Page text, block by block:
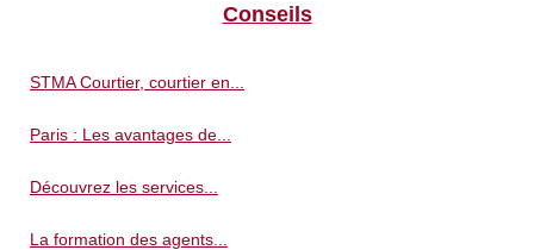
Conseils
STMA Courtier, courtier en...
Paris : Les avantages de...
Découvrez les services...
La formation des agents...